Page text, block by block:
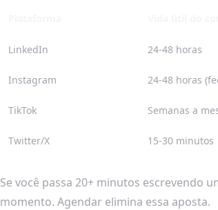
LinkedIn 24-48 horas
Instagram 24-48 horas
TikTok Semanas a
Twitter/X 15-30 minutos
Se você passa 20+ minutos escrevendo
momento. Agendar elimina essa aposta.